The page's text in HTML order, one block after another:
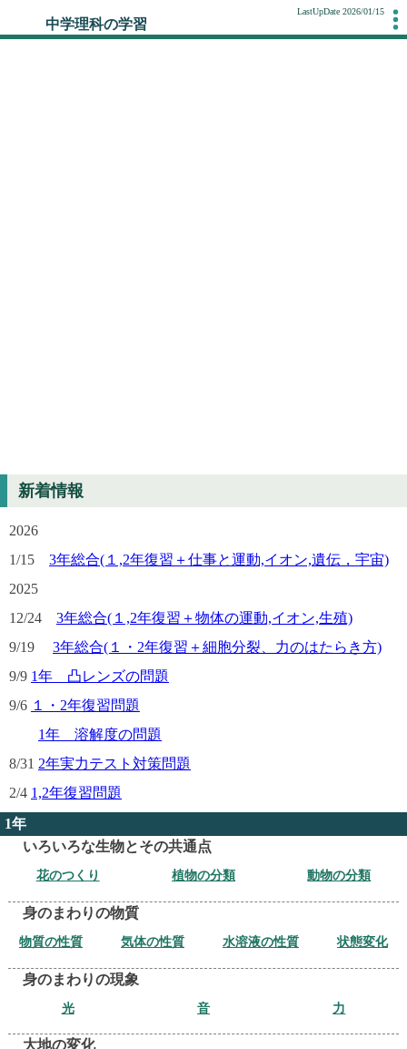
LastUpDate 2026/01/15
中学理科の学習
新着情報
2026
1/15 3年総合(１,2年復習＋仕事と運動,イオン,遺伝，宇宙)
2025
12/24 3年総合(１,2年復習＋物体の運動,イオン,生殖)
9/19 3年総合(１・2年復習＋細胞分裂、力のはたらき方)
9/9 1年 凸レンズの問題
9/6 １・2年復習問題
1年 溶解度の問題
8/31 2年実力テスト対策問題
2/4 1,2年復習問題
1年
いろいろな生物とその共通点
花のつくり 植物の分類 動物の分類
身のまわりの物質
物質の性質 気体の性質 水溶液の性質 状態変化
身のまわりの現象
光 音 力
大地の変化